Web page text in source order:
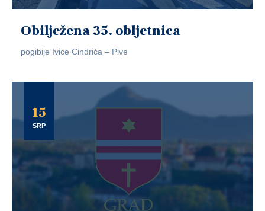
Obilježena 35. obljetnica
pogibije Ivice Cindrića – Pive
15
SRP